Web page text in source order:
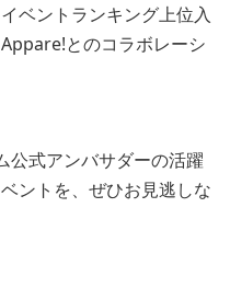
ベントランキング上位入
とのコラボレーシ
公式アンバサダーの活躍
ントを、ぜひお見逃しな